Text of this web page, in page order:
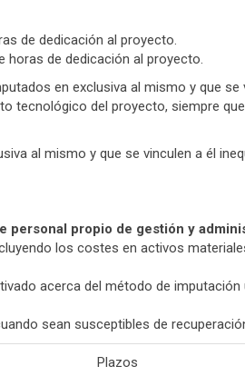
de dedicación al proyecto.
horas de dedicación al proyecto.
en exclusiva al mismo y que
del proyecto, siempre
al mismo y que se vinculen a él
propio de gestión y
los costes en activos
acerca del método de imputación
sean susceptibles de
Plazos